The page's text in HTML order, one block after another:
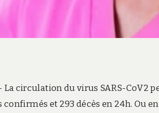
La circulation du virus SARS-CoV2
confirmés et 293 décès en 24h. Ou